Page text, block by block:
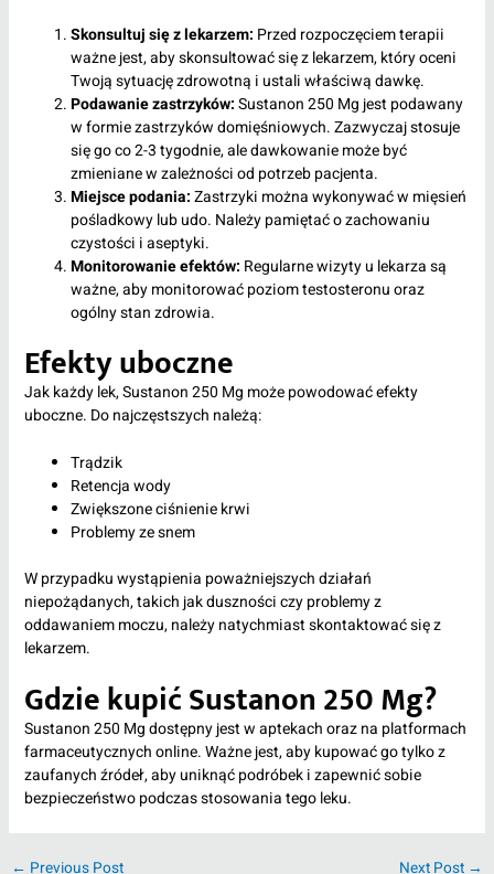
Skonsultuj się z lekarzem: Przed rozpoczęciem terapii
ważne jest, aby skonsultować się z lekarzem, który oceni
Twoją sytuację zdrowotną i ustali właściwą dawkę.
Podawanie zastrzyków:Sustanon 250 Mg jest podawany
w formie zastrzyków domięśniowych. Zazwyczaj stosuje
się go co 2-3 tygodnie, ale dawkowanie może być
zmieniane w zależności od potrzeb pacjenta.
Miejsce podania:Zastrzyki można wykonywać w mięsień
pośladkowy lub udo. Należy pamiętać o zachowaniu
czystości i aseptyki.
Monitorowanie efektów: Regularne wizyty u lekarza są
ważne, aby monitorować poziom testosteronu oraz
ogólny stan zdrowia.
Efekty uboczne
Jak każdy lek, Sustanon 250 Mg może powodować efekty
uboczne. Do najczęstszych należą:
Trądzik
Retencja wody
Zwiększone ciśnienie krwi
Problemy ze snem
W przypadku wystąpienia poważniejszych działań
niepożądanych, takich jak duszności czy problemy z
oddawaniem moczu, należy natychmiast skontaktować się z
lekarzem.
Gdzie kupić Sustanon 250 Mg?
Sustanon 250 Mg dostępny jest w aptekach oraz na platformach
farmaceutycznych online. Ważne jest, aby kupować go tylko z
zaufanych źródeł, aby uniknąć podróbek i zapewnić sobie
bezpieczeństwo podczas stosowania tego leku.
← Previous Post Next Post →